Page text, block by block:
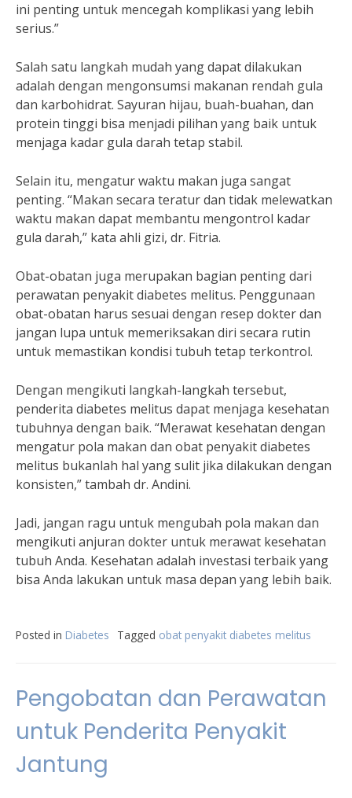
ini penting untuk mencegah komplikasi yang lebih
serius.”
Salah satu langkah mudah yang dapat dilakukan
adalah dengan mengonsumsi makanan rendah gula
dan karbohidrat. Sayuran hijau, buah-buahan, dan
protein tinggi bisa menjadi pilihan yang baik untuk
menjaga kadar gula darah tetap stabil.
Selain itu, mengatur waktu makan juga sangat
penting. “Makan secara teratur dan tidak melewatkan
waktu makan dapat membantu mengontrol kadar
gula darah,” kata ahli gizi, dr. Fitria.
Obat-obatan juga merupakan bagian penting dari
perawatan penyakit diabetes melitus. Penggunaan
obat-obatan harus sesuai dengan resep dokter dan
jangan lupa untuk memeriksakan diri secara rutin
untuk memastikan kondisi tubuh tetap terkontrol.
Dengan mengikuti langkah-langkah tersebut,
penderita diabetes melitus dapat menjaga kesehatan
tubuhnya dengan baik. “Merawat kesehatan dengan
mengatur pola makan dan obat penyakit diabetes
melitus bukanlah hal yang sulit jika dilakukan dengan
konsisten,” tambah dr. Andini.
Jadi, jangan ragu untuk mengubah pola makan dan
mengikuti anjuran dokter untuk merawat kesehatan
tubuh Anda. Kesehatan adalah investasi terbaik yang
bisa Anda lakukan untuk masa depan yang lebih baik.
Posted in Diabetes Tagged obat penyakit diabetes melitus
Pengobatan dan Perawatan
untuk Penderita Penyakit
Jantung